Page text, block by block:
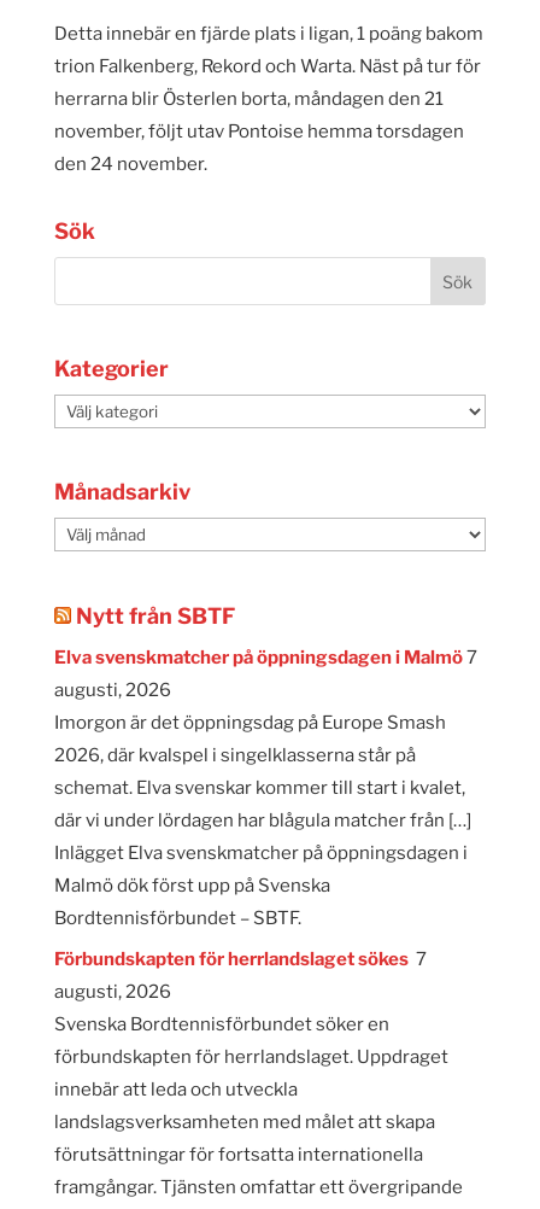
Detta innebär en fjärde plats i ligan, 1 poäng bakom
trion Falkenberg, Rekord och Warta. Näst på tur för
herrarna blir Österlen borta, måndagen den 21
november, följt utav Pontoise hemma torsdagen
den 24 november.
Sök
Kategorier
Kategorier
Månadsarkiv
Månadsarkiv
Nytt från SBTF
Elva svenskmatcher på öppningsdagen i Malmö7
augusti, 2026
Imorgon är det öppningsdag på Europe Smash
2026, där kvalspel i singelklasserna står på
schemat. Elva svenskar kommer till start i kvalet,
där vi under lördagen har blågula matcher från […]
Inlägget Elva svenskmatcher på öppningsdagen i
Malmö dök först upp på Svenska
Bordtennisförbundet – SBTF.
Förbundskapten för herrlandslaget sökes 7
augusti, 2026
Svenska Bordtennisförbundet söker en
förbundskapten för herrlandslaget. Uppdraget
innebär att leda och utveckla
landslagsverksamheten med målet att skapa
förutsättningar för fortsatta internationella
framgångar. Tjänsten omfattar ett övergripande